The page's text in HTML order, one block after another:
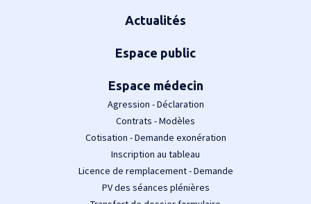
Actualités
Espace public
Espace médecin
Agression - Déclaration
Contrats - Modèles
Cotisation - Demande exonération
Inscription au tableau
Licence de remplacement - Demande
PV des séances plénières